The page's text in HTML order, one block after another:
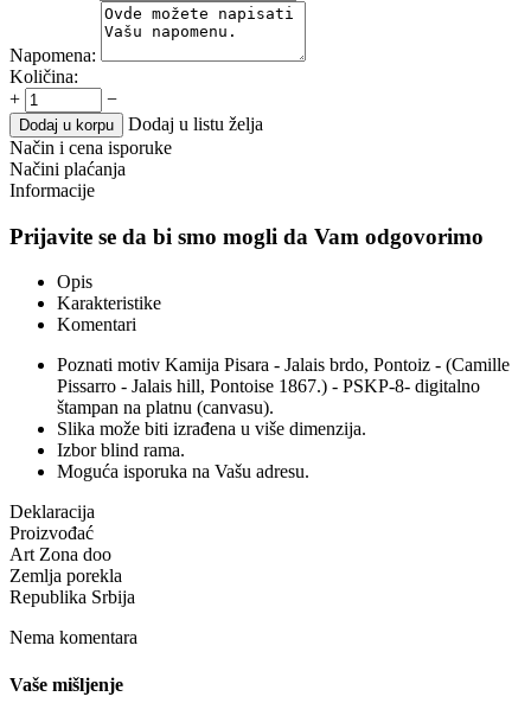
Napomena:
Količina:
+
−
Dodaj u korpu
Dodaj u listu želja
Način i cena isporuke
Načini plaćanja
Informacije
Prijavite se da bi smo mogli da Vam odgovorimo
Opis
Karakteristike
Komentari
Poznati motiv Kamija Pisara - Jalais brdo, Pontoiz - (Camille
Pissarro - Jalais hill, Pontoise 1867.) - PSKP-8- digitalno
štampan na platnu (canvasu).
Slika može biti izrađena u više dimenzija.
Izbor blind rama.
Moguća isporuka na Vašu adresu.
Deklaracija
Proizvođać
Art Zona doo
Zemlja porekla
Republika Srbija
Nema komentara
Vaše mišljenje